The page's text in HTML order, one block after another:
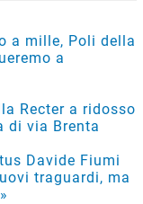
a mille, Poli della
a
Recter a ridosso
di via Brenta
Davide Fiumi
traguardi, ma